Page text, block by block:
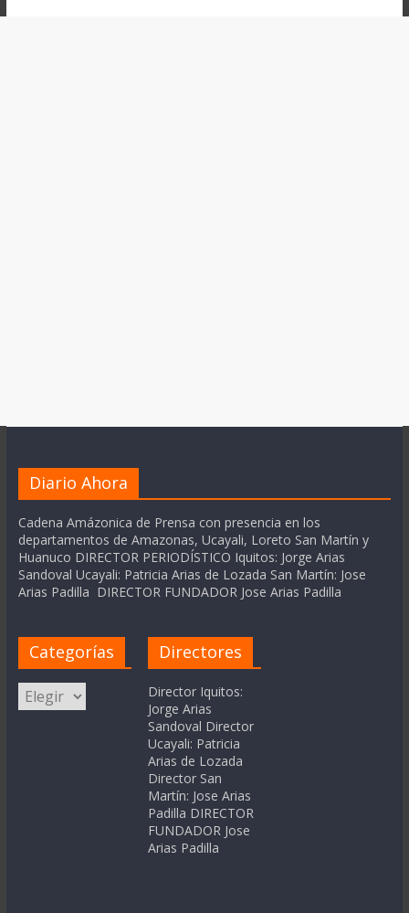
Diario Ahora
Cadena Amázonica de Prensa con presencia en los
departamentos de Amazonas, Ucayali, Loreto San Martín y
Huanuco DIRECTOR PERIODÍSTICO Iquitos: Jorge Arias
Sandoval Ucayali: Patricia Arias de Lozada San Martín: Jose
Arias Padilla DIRECTOR FUNDADOR Jose Arias Padilla
Categorías
Categorías
Directores
Director Iquitos:
Jorge Arias
Sandoval Director
Ucayali: Patricia
Arias de Lozada
Director San
Martín: Jose Arias
Padilla DIRECTOR
FUNDADOR Jose
Arias Padilla